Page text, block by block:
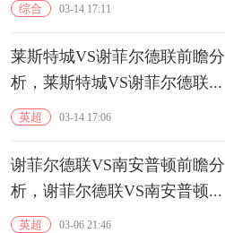
综合 03-14 17:11
莱斯特城VS谢菲尔德联前瞻分
析，莱斯特城VS谢菲尔德联...
英超 03-14 17:06
谢菲尔德联VS南安普顿前瞻分
析，谢菲尔德联VS南安普顿...
英超 03-06 21:46